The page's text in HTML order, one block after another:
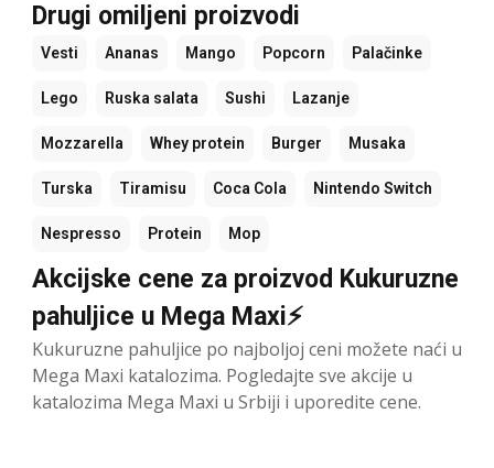
Drugi omiljeni proizvodi
Vesti Ananas Mango Popcorn Palačinke
Lego Ruska salata Sushi Lazanje
Mozzarella Whey protein Burger Musaka
Turska Tiramisu Coca Cola Nintendo Switch
Nespresso Protein Mop
Akcijske cene za proizvod Kukuruzne
pahuljice u Mega Maxi⚡
Kukuruzne pahuljice po najboljoj ceni možete naći u
Mega Maxi katalozima. Pogledajte sve akcije u
katalozima Mega Maxi u Srbiji i uporedite cene.